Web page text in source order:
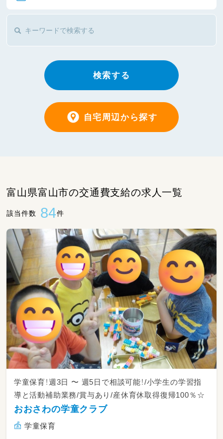
検索する
自宅周辺から探す
富山県富山市の交通費支給の求人一覧
該当件数 84件
学童保育！週3日 〜 週5日で相談可能！/小学生の学習指
導と活動補助業務/賞与あり/産休育休取得復帰100％☆
おおさわの学童クラブ
学童保育